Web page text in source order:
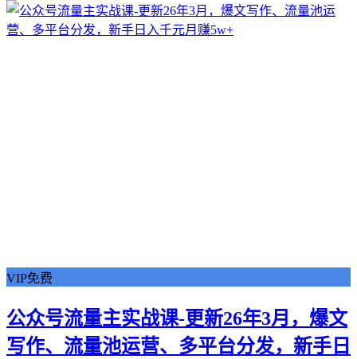
VIP免费
公众号流量主实战课-更新26年3月，爆文
写作、流量池运营、多平台分发，新手日